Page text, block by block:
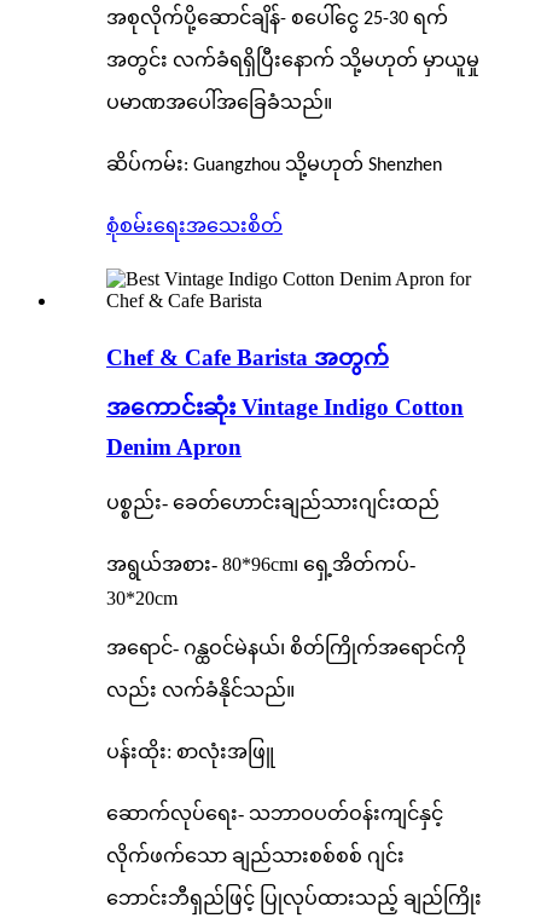
အစုလိုက်ပို့ဆောင်ချိန်- စပေါ်ငွေ 25-30 ရက်
အတွင်း လက်ခံရရှိပြီးနောက် သို့မဟုတ် မှာယူမှု
ပမာဏအပေါ်အခြေခံသည်။
ဆိပ်ကမ်း: Guangzhou သို့မဟုတ် Shenzhen
စုံစမ်းရေးအသေးစိတ်
Chef & Cafe Barista အတွက်
အကောင်းဆုံး Vintage Indigo Cotton
Denim Apron
ပစ္စည်း- ခေတ်ဟောင်းချည်သားဂျင်းထည်
အရွယ်အစား- 80*96cm၊ ရှေ့အိတ်ကပ်-
30*20cm
အရောင်- ဂန္ထဝင်မဲနယ်၊ စိတ်ကြိုက်အရောင်ကို
လည်း လက်ခံနိုင်သည်။
ပန်းထိုး: စာလုံးအဖြူ
ဆောက်လုပ်ရေး- သဘာဝပတ်ဝန်းကျင်နှင့်
လိုက်ဖက်သော ချည်သားစစ်စစ် ဂျင်း
ဘောင်းဘီရှည်ဖြင့် ပြုလုပ်ထားသည့် ချည်ကြိုး